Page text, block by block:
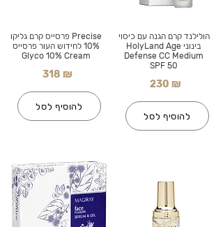
Precise פרסייס קרם גליקו
10% לחידוש העור פרסייס
Glyco 10% Cream
318 ₪
להוסיף לסל
הולילנד קרם הגנה עם כיסוי
בינוני HolyLand Age
Defense CC Medium
SPF 50
230 ₪
להוסיף לסל